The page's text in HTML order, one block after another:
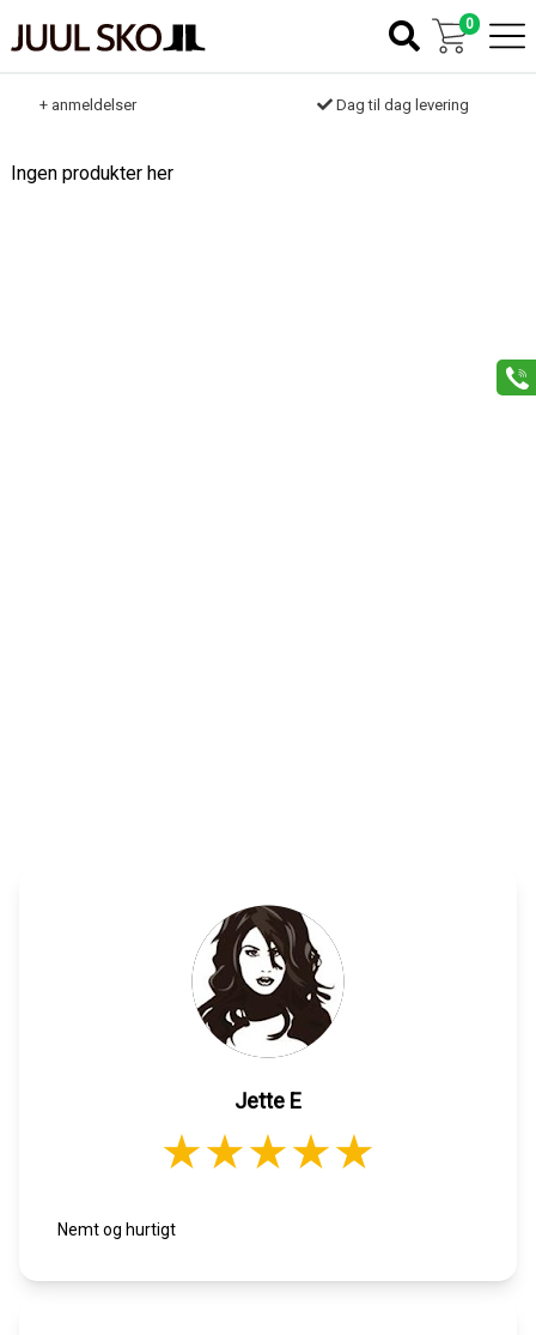
Ingen produkter her
0
Jette E
Nemt og hurtigt
+ anmeldelser Dag til dag levering